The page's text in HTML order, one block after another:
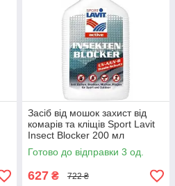
Засіб від мошок захист від
комарів та кліщів Sport Lavit
Insect Blocker 200 мл
(SHiz14433)
Готово до відправки 3 од.
627 ₴ 722 ₴